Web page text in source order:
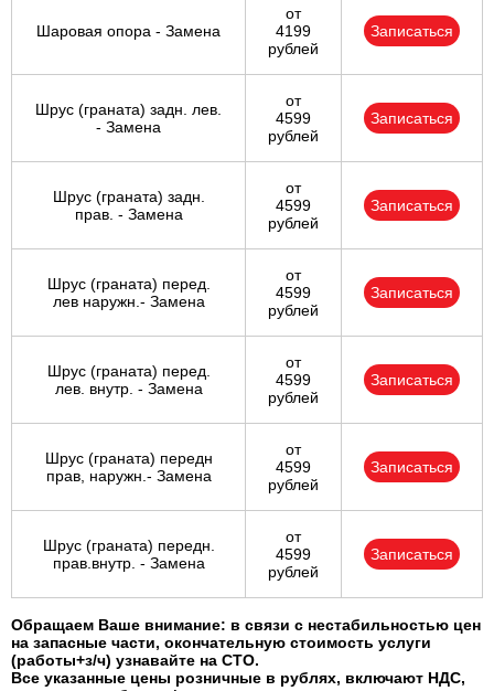
Шаровая опора - Замена
от
4199
рублей
Записаться
Шрус (граната) задн. лев.
- Замена
от
4599
рублей
Записаться
Шрус (граната) задн.
прав. - Замена
от
4599
рублей
Записаться
Шрус (граната) перед.
лев наружн.- Замена
от
4599
рублей
Записаться
Шрус (граната) перед.
лев. внутр. - Замена
от
4599
рублей
Записаться
Шрус (граната) передн
прав, наружн.- Замена
от
4599
рублей
Записаться
Шрус (граната) передн.
прав.внутр. - Замена
от
4599
рублей
Записаться
Обращаем Ваше внимание: в связи с нестабильностью цен
на запасные части, окончательную стоимость услуги
(работы+з/ч) узнавайте на СТО.
Все указанные цены розничные в рублях, включают НДС,